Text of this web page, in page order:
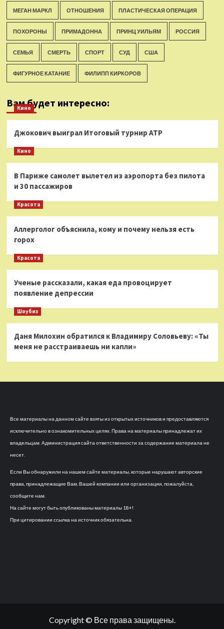
МЕГАН МАРКЛ ОТНОШЕНИЯ ПЛАСТИЧЕСКАЯ ОПЕРАЦИЯ
ПОХОРОНЫ ПРИМАДОННА ПРИНЦ УИЛЬЯМ РОССИЯ
СЕМЬЯ СМЕРТЬ СПОРТ СУД США
ФИГУРНОЕ КАТАНИЕ ФИЛИПП КИРКОРОВ
Вам будет интересно:
Кино
Джокович выиграл Итоговый турнир ATP
Кино
В Париже самолет вылетел из аэропорта без пилота
и 30 пассажиров
Красота
Аллерголог объяснила, кому и почему нельзя есть
горох
Красота
Ученые рассказали, какая еда провоцирует
появление депрессии
Шоубиз
Даня Милохин обратился к Владимиру Соловьеву: «Ты
меня не расстраиваешь ни капли»
Все материалы на данном сайте взяты из открытых источников и предоставляются
исключительно в ознакомительных целях. Права на материалы принадлежат их
владельцам. Администрация сайта ответственности за содержание материала не
несет.
Если Вы обнаружили на нашем сайте материалы, которые нарушают авторские
права, принадлежащие Вам, Вашей компании или организации, пожалуйста,
сообщите нам.
На сайте могут быть опубликованы материалы 18+!
При цитировании ссылка на источник обязательна.
Copyright © Все права защищены.